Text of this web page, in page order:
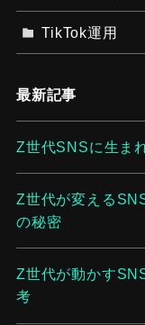
TikTok運用
最新記事
Z世代SNSに生ま
Z世代が変える
の秘密
Z世代が動かす
考